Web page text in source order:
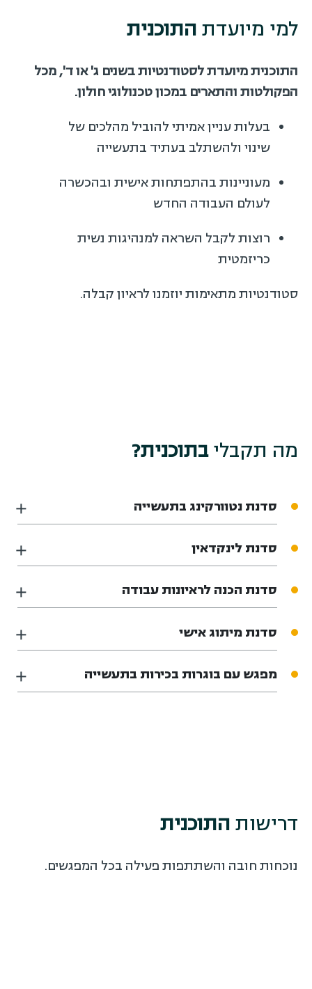
למי מיועדת התוכנית
התוכנית מיועדת לסטודנטיות בשנים ג' או ד', מכל
הפקולטות והתארים במכון טכנולוגי חולון.
בעלות עניין אמיתי להוביל מהלכים של
שינוי ולהשתלב בעתיד בתעשייה
מעוניינות בהתפתחות אישית ובהכשרה
לעולם העבודה החדש
רוצות לקבל השראה למנהיגות נשית
כריזמטית
סטודנטיות מתאימות יוזמנו לראיון קבלה.
מה תקבליבתוכנית?
סדנת נטוורקינג בתעשייה
סדנת לינקדאין
סדנת הכנה לראיונות עבודה
סדנת מיתוג אישי
מפגש עם בוגרות בכירות בתעשייה
דרישות התוכנית
נוכחות חובה והשתתפות פעילה בכל המפגשים.